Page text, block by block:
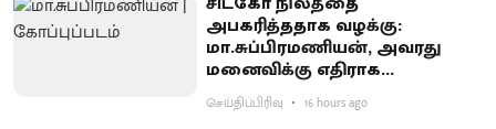
அபகரித்ததாக வழக்கு:
மா.சுப்பிரமணியன், அவரது
மனைவிக்கு எதிராக
குற்றச்சாட்டு பதிவு
செய்திப்பிரிவு 16 hours ago